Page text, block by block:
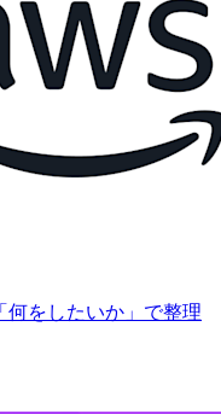
をしたいか」で整理